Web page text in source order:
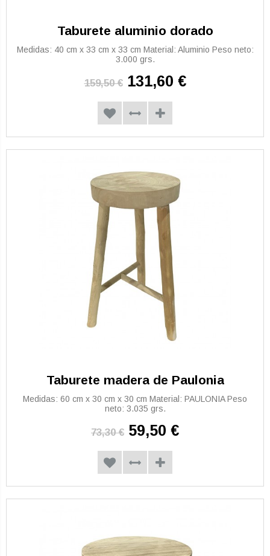
Taburete aluminio dorado
Medidas: 40 cm x 33 cm x 33 cm Material: Aluminio Peso neto:
3.000 grs.
159,50 € 131,60 €
Taburete madera de Paulonia
Medidas: 60 cm x 30 cm x 30 cm Material: PAULONIA Peso
neto: 3.035 grs.
73,30 € 59,50 €